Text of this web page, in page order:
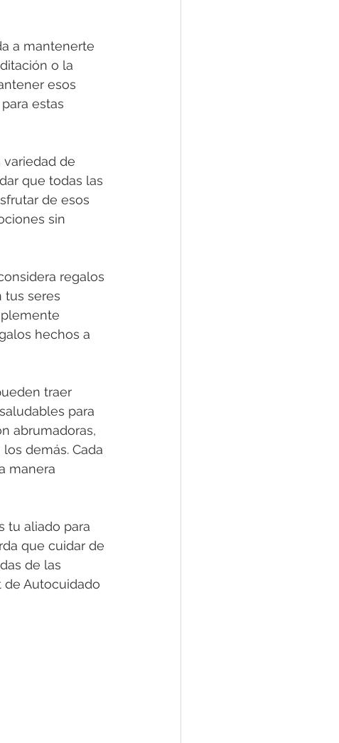
a mantenerte
o la
esos
estas
de
que todas las
de esos
sin
regalos
tus seres
hechos a
traer
para
abrumadoras,
demás. Cada
manera
tu aliado para
que cuidar de
de las
de Autocuidado